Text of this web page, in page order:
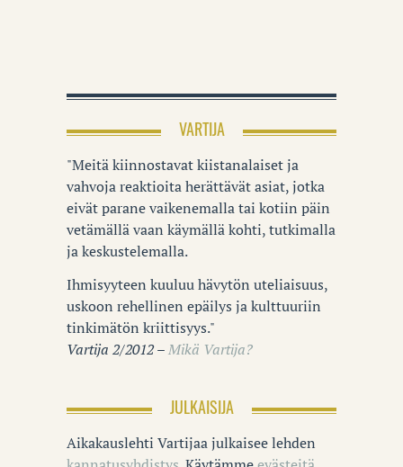
VARTIJA
"Meitä kiinnostavat kiistanalaiset ja
vahvoja reaktioita herättävät asiat, jotka
eivät parane vaikenemalla tai kotiin päin
vetämällä vaan käymällä kohti, tutkimalla
ja keskustelemalla.
Ihmisyyteen kuuluu hävytön uteliaisuus,
uskoon rehellinen epäilys ja kulttuuriin
tinkimätön kriittisyys."
Vartija 2/2012 –Mikä Vartija?
JULKAISIJA
Aikakauslehti Vartijaa julkaisee lehden